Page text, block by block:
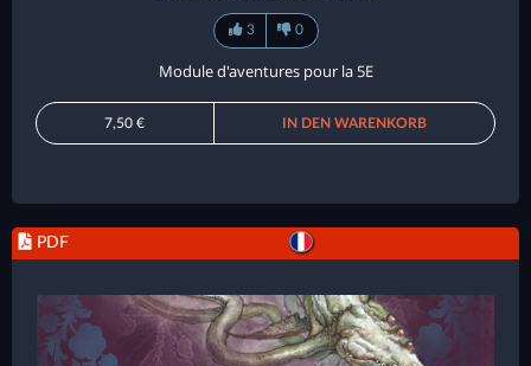
3 0
Module d'aventures pour la 5E
7,50 € IN DEN WARENKORB
PDF